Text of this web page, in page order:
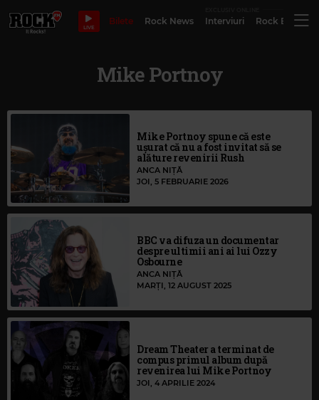
LIVE
Bilete Rock News Interviuri Rock
Mike Portnoy
Mike Portnoy spune că este
ușurat că nu a fost invitat să se
alăture revenirii Rush
ANCA NIȚĂ
JOI, 5 FEBRUARIE 2026
BBC va difuza un documentar
despre ultimii ani ai lui Ozzy
Osbourne
ANCA NIȚĂ
MARȚI, 12 AUGUST 2025
Dream Theater a terminat de
compus primul album după
revenirea lui Mike Portnoy
JOI, 4 APRILIE 2024